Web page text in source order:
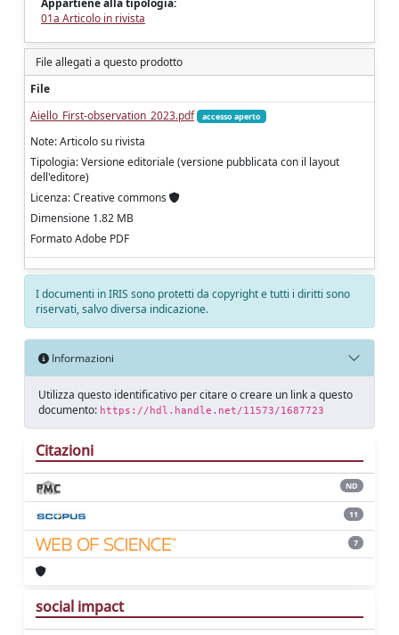
Appartiene alla tipologia:
01a Articolo in rivista
File allegati a questo prodotto
File
Aiello_First-observation_2023.pdf
accesso aperto
Note: Articolo su rivista
Tipologia: Versione editoriale (versione pubblicata con il layout
dell'editore)
Licenza: Creative commons
Dimensione 1.82 MB
Formato Adobe PDF
I documenti in IRIS sono protetti da copyright e tutti i diritti sono
riservati, salvo diversa indicazione.
Informazioni
Utilizza questo identificativo per citare o creare un link a questo
documento: https://hdl.handle.net/11573/1687723
Citazioni
ND
11
7
social impact